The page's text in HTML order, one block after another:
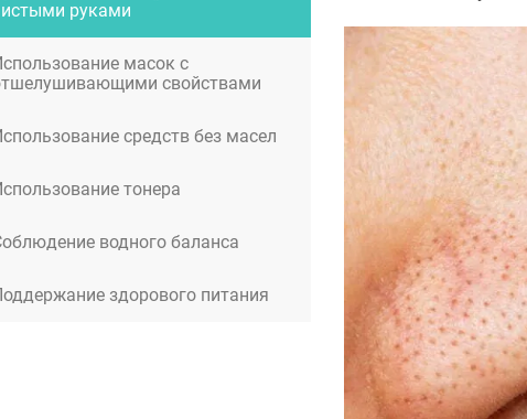
руками
масок с
свойствами
средств без масел
тонера
водного баланса
здорового питания